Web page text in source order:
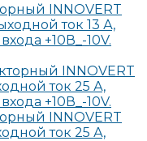
INNOVERT
ток 13 А,
+10В_-10V.
INNOVERT
ток 25 А,